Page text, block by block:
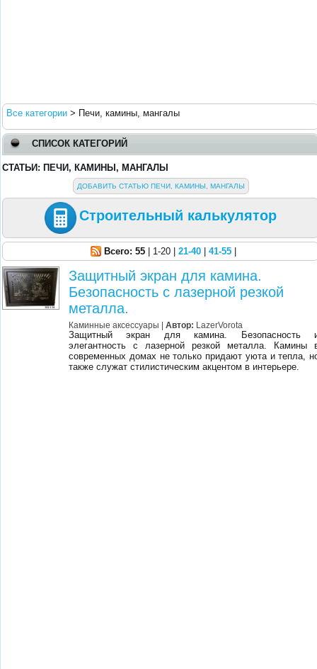
Все категории > Печи, камины, мангалы
СПИСОК КАТЕГОРИЙ
СТАТЬИ: ПЕЧИ, КАМИНЫ, МАНГАЛЫ
ДОБАВИТЬ СТАТЬЮ ПЕЧИ, КАМИНЫ, МАНГАЛЫ
Строительный калькулятор
Всего: 55 | 1-20 | 21-40 41-55
Защитный экран для камина.
Безопасность с лазерной резкой
металла.
Каминные аксессуары |Автор: LazerVorota
Защитный экран для камина. Безопасность
элегантность с лазерной резкой металла. Камины
современных домах не только придают уюта и тепла,
также служат стилистическим акцентом в интерьере.